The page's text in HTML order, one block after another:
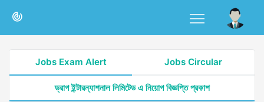
Jobs Exam Alert Jobs Circular
ড্রাগ ইন্টারন্যাশনাল লিমিটেড এ নিয়োগ বিজ্ঞপ্তি প্রকাশ